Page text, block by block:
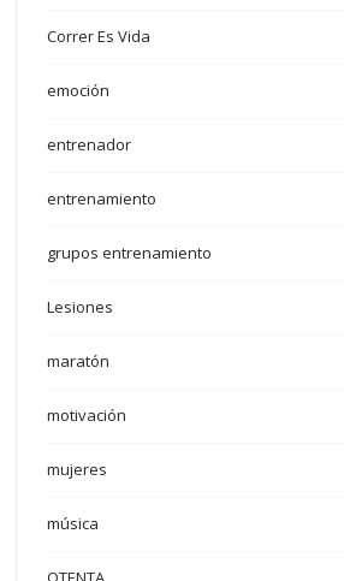
Correr Es Vida
emoción
entrenador
entrenamiento
grupos entrenamiento
Lesiones
maratón
motivación
mujeres
música